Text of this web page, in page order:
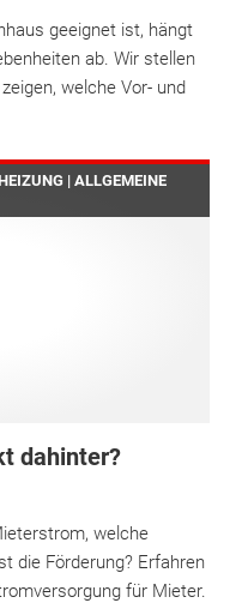
geeignet ist, hängt
ab. Wir stellen
welche Vor- und
| ALLGEMEINE
dahinter?
welche
die Förderung? Erfahren
für Mieter.